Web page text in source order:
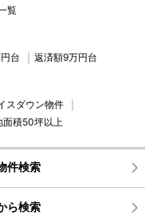
覧
台 返済額9万円台
スダウン物件
面積50坪以上
件検索
ら検索